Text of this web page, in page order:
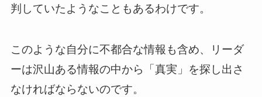
判していたようなこともあるわけです。
このような自分に不都合な情報も含め、リーダ
ーは沢山ある情報の中から「真実」を探し出さ
なければならないのです。